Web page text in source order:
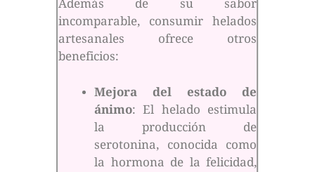
Además de su sabor
incomparable, consumir helados
artesanales ofrece otros
beneficios:
Mejora del estado de
ánimo: El helado estimula
la producción de
serotonina, conocida como
la hormona de la felicidad,